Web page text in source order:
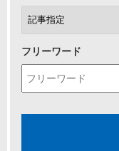
フリーワード